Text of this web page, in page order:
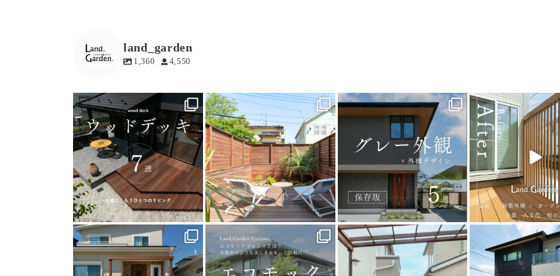
land_garden
1,360 4,550
land_garden
19 0
land_garden
19 0
land_garden
20 0
land_garden
22 0
land_garden
25 0
land_garden
15 0
land_garden
32 0
land_garden
24 0